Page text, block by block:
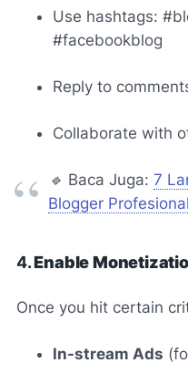
Use hashtags:
#facebookblog
Reply to
Collaborate with
🔹 Baca Juga: 7
Blogger Profesional
4.Enable
Once you hit certain
In-stream Ads